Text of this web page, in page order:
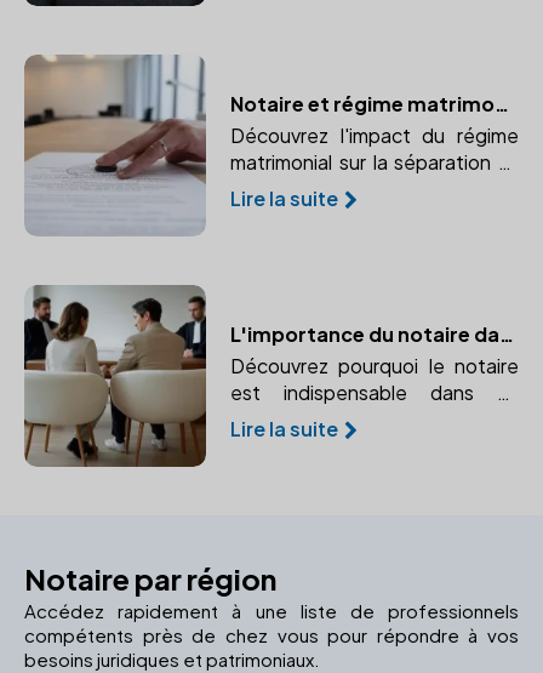
Notaire et régime matrimonial : Quelles conséquences lors d'un divorce ?
Découvrez l'impact du régime
matrimonial sur la séparation et
comment un notaire peut vous
accompagner dans cette
Lire la suite
L'importance du notaire dans un divorce par consentement mutuel
Découvrez pourquoi le notaire
est indispensable dans un
divorce par consentement
mutuel et comment il garantit la
Lire la suite
Notaire par région
Accédez rapidement à une liste de professionnels
compétents près de chez vous pour répondre à vos
besoins juridiques et patrimoniaux.